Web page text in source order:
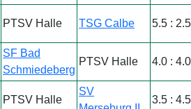
PTSV Halle TSG Calbe 5.5 : 2.5
SF Bad
Schmiedeberg
PTSV Halle 4.0 : 4.0
PTSV Halle
SV
3.5 : 4.5